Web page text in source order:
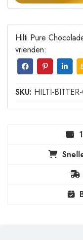
Hilti Pure
vrienden:
SKU: HILTI-